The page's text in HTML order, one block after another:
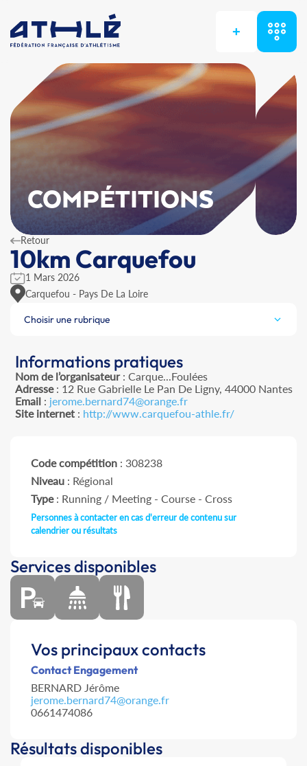
+
COMPÉTITIONS
Retour
10km Carquefou
1 Mars 2026
Carquefou - Pays De La Loire
Choisir une rubrique
Informations pratiques
Nom de l’organisateur: Carque...Foulées
Adresse: 12 Rue Gabrielle Le Pan De Ligny, 44000 Nantes
Email: jerome.bernard74@orange.fr
Site internet: http://www.carquefou-athle.fr/
Code compétition : 308238
Niveau : Régional
Type: Running / Meeting - Course - Cross
Personnes à contacter en cas d'erreur de contenu sur
calendrier ou résultats
Services disponibles
Vos principaux contacts
Contact Engagement
BERNARD Jérôme
jerome.bernard74@orange.fr
0661474086
Résultats disponibles